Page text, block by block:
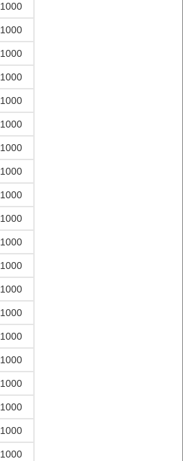
1000
1000
1000
1000
1000
1000
1000
1000
1000
1000
1000
1000
1000
1000
1000
1000
1000
1000
1000
1000